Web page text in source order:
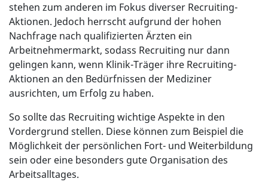
stehen zum anderen im Fokus diverser Recruiting-
Aktionen. Jedoch herrscht aufgrund der hohen
Nachfrage nach qualifizierten Ärzten ein
Arbeitnehmermarkt, sodass Recruiting nur dann
gelingen kann, wenn Klinik-Träger ihre Recruiting-
Aktionen an den Bedürfnissen der Mediziner
ausrichten, um Erfolg zu haben.
So sollte das Recruiting wichtige Aspekte in den
Vordergrund stellen. Diese können zum Beispiel die
Möglichkeit der persönlichen Fort- und Weiterbildung
sein oder eine besonders gute Organisation des
Arbeitsalltages.